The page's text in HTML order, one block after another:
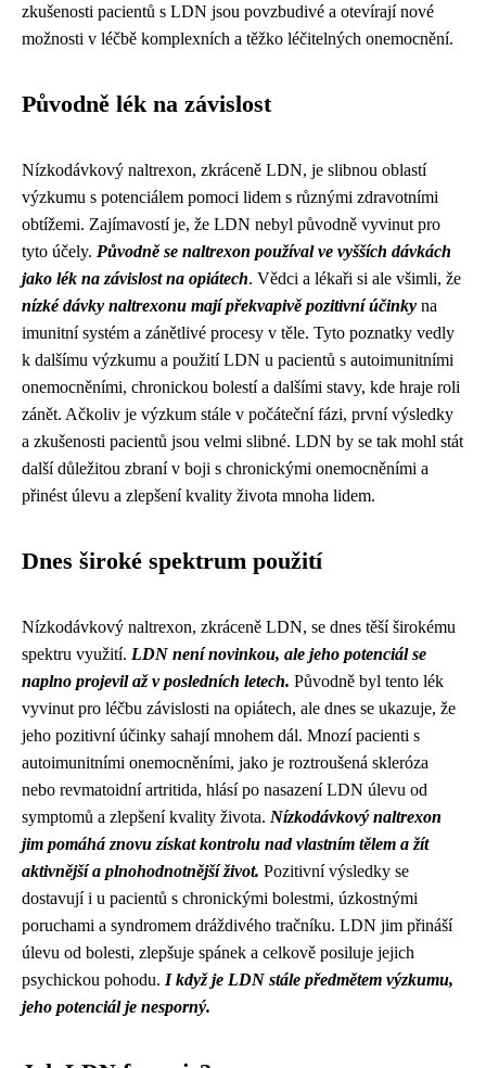
zkušenosti pacientů s LDN jsou povzbudivé a otevírají nové
možnosti v léčbě komplexních a těžko léčitelných onemocnění.
Původně lék na závislost
Nízkodávkový naltrexon, zkráceně LDN, je slibnou oblastí
výzkumu s potenciálem pomoci lidem s různými zdravotními
obtížemi. Zajímavostí je, že LDN nebyl původně vyvinut pro
tyto účely. Původně se naltrexon používal ve vyšších dávkách
jako lék na závislost na opiátech. Vědci a lékaři si ale všimli, že
nízké dávky naltrexonu mají překvapivě pozitivní účinky na
imunitní systém a zánětlivé procesy v těle. Tyto poznatky vedly
k dalšímu výzkumu a použití LDN u ​​pacientů s autoimunitními
onemocněními, chronickou bolestí a dalšími stavy, kde hraje roli
zánět. Ačkoliv je výzkum stále v počáteční fázi, první výsledky
a zkušenosti pacientů jsou velmi slibné. LDN by se tak mohl stát
další důležitou zbraní v boji s chronickými onemocněními a
přinést úlevu a zlepšení kvality života mnoha lidem.
Dnes široké spektrum použití
Nízkodávkový naltrexon, zkráceně LDN, se dnes těší širokému
spektru využití. LDN není novinkou, ale jeho potenciál se
naplno projevil až v posledních letech. Původně byl tento lék
vyvinut pro léčbu závislosti na opiátech, ale dnes se ukazuje, že
jeho pozitivní účinky sahají mnohem dál. Mnozí pacienti s
autoimunitními onemocněními, jako je roztroušená skleróza
nebo revmatoidní artritida, hlásí po nasazení LDN úlevu od
symptomů a zlepšení kvality života. Nízkodávkový naltrexon
jim pomáhá znovu získat kontrolu nad vlastním tělem a žít
aktivnější a plnohodnotnější život. Pozitivní výsledky se
dostavují i u pacientů s chronickými bolestmi, úzkostnými
poruchami a syndromem dráždivého tračníku. LDN jim přináší
úlevu od bolesti, zlepšuje spánek a celkově posiluje jejich
psychickou pohodu. I když je LDN stále předmětem výzkumu,
jeho potenciál je nesporný.